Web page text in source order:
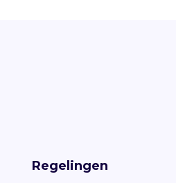
Regelingen